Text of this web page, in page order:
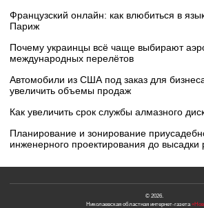
Французский онлайн: как влюбиться в
Париж
Почему украинцы всё чаще выбирают
международных перелётов
Автомобили из США под заказ для
увеличить объемы продаж
Как увеличить срок службы алмазного
Планирование и зонирование
инженерного проектирования до высадки
© 2026.
Николаевская областная интернет-газета